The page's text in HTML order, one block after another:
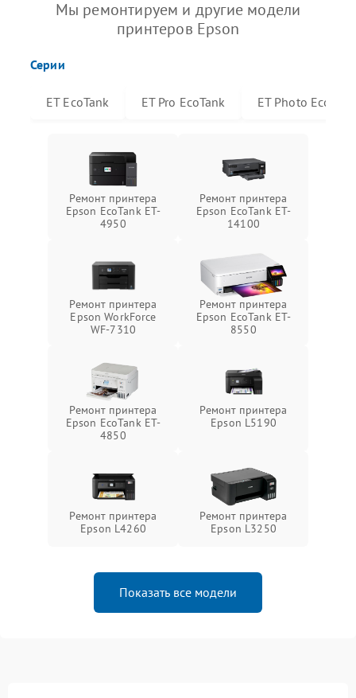
Мы ремонтируем и другие модели
принтеров Epson
Серии
ET EcoTank ET Pro EcoTank ET Photo
Ремонт принтера
Epson EcoTank ET-
4950
Ремонт принтера
Epson EcoTank ET-
14100
Ремонт принтера
Epson WorkForce
WF-7310
Ремонт принтера
Epson EcoTank ET-
8550
Ремонт принтера
Epson EcoTank ET-
4850
Ремонт принтера
Epson L5190
Ремонт принтера
Epson L4260
Ремонт принтера
Epson L3250
Показать все модели